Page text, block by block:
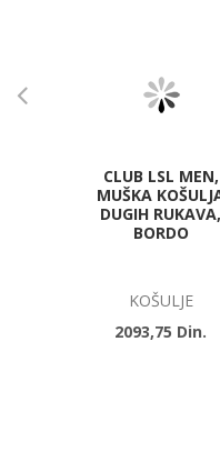
CLUB LSL MEN,
MUŠKA
DUGIH RUKAVA,
BORDO
KOŠULJE
2093,75 Din.